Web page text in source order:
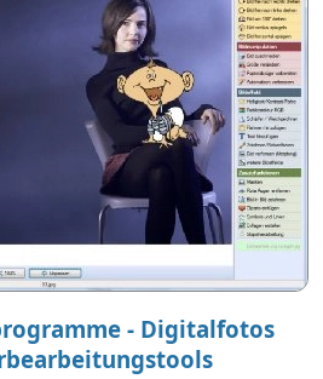
- Digitalfotos